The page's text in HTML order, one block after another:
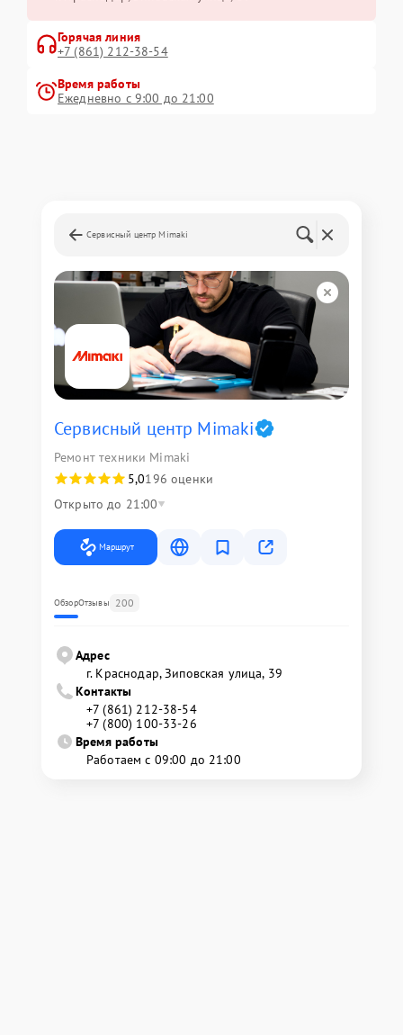
Горячая линия
+7 (861) 212-38-54
Время работы
Ежедневно с 9:00 до 21:00
Сервисный центр Mimaki
Сервисный центр Mimaki
Ремонт техники Mimaki
5,0196 оценки
Открыто до 21:00
Маршрут
ОбзорОтзывы 200
Адрес
г. Краснодар, Зиповская улица, 39
Контакты
+7 (861) 212-38-54
+7 (800) 100-33-26
Время работы
Работаем с 09:00 до 21:00